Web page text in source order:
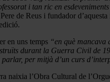
i tan ric en
de Reus i fundador
en uns temps “en què mancava
durant la Guerra Civil de
per mitjà d’un curs
naixia l’Obra Cultural de